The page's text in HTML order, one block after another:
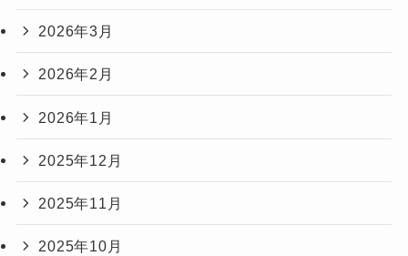
2026年3月
2026年2月
2026年1月
2025年12月
2025年11月
2025年10月